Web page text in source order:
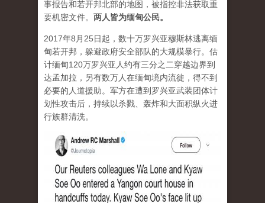
事报告和若开邦北部的地图，被指控非法获取重
要机密文件。 两人皆为缅甸公民。
2017年8月25日起，数十万罗兴亚穆斯林逃离缅
甸若开邦，躲避政府安全部队的大规模暴行。估
计缅甸120万罗兴亚人约有三分之二穿越边界到
达孟加拉，另有数万人在缅甸境内流徙，得不到
必要的人道援助。军方在遭到罗兴亚武装团体计
划性攻击后，持续以杀戮、轰炸和大面积纵火进
行族群清洗。